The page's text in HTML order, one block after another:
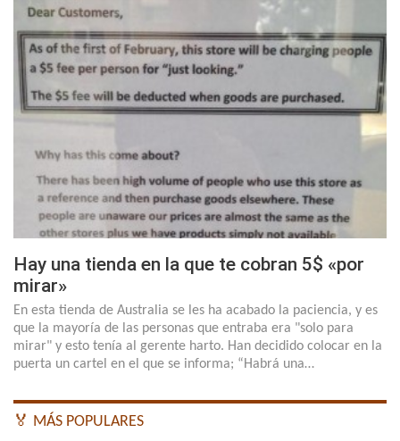
Hay una tienda en la que te cobran 5$ «por
mirar»
En esta tienda de Australia se les ha acabado la paciencia, y es
que la mayoría de las personas que entraba era "solo para
mirar" y esto tenía al gerente harto. Han decidido colocar en la
puerta un cartel en el que se informa; “Habrá una…
🏅 MÁS POPULARES